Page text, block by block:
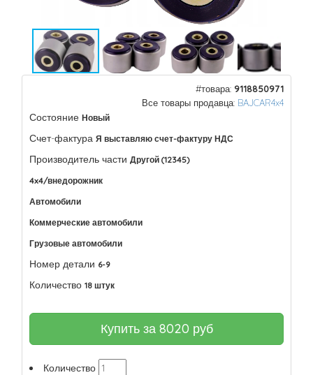
#товара: 9118850971
Все товары продавца: BAJCAR4x4
Состояние Новый
Счет-фактура Я выставляю счет-фактуру НДС
Производитель части Другой (12345)
4x4/внедорожник
Автомобили
Коммерческие автомобили
Грузовые автомобили
Номер детали 6-9
Количество 18 штук
Купить за 8020 руб
Количество